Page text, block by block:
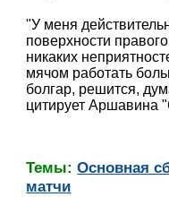
"У меня
поверхности
никаких
мячом работать
болгар, решится,
цитирует Аршавина
Темы:Основная
матчи